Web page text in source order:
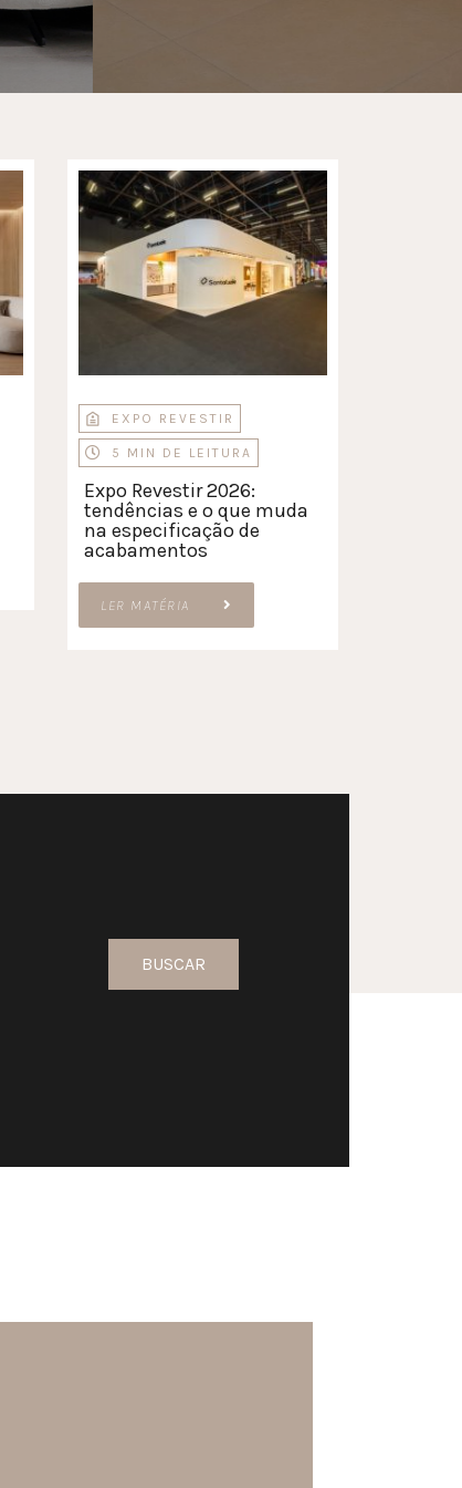
EXPO REVESTIR
5 MIN DE LEITURA
Expo Revestir 2026:
tendências e o que muda
na especificação de
acabamentos
LER MATÉRIA
BUSCAR